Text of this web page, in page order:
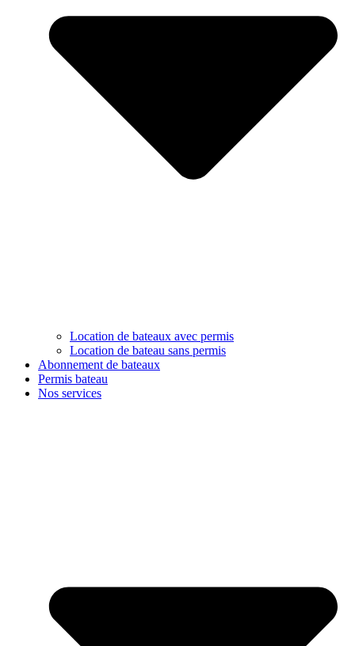
Location de bateaux avec permis
Location de bateau sans permis
Abonnement de bateaux
Permis bateau
Nos services